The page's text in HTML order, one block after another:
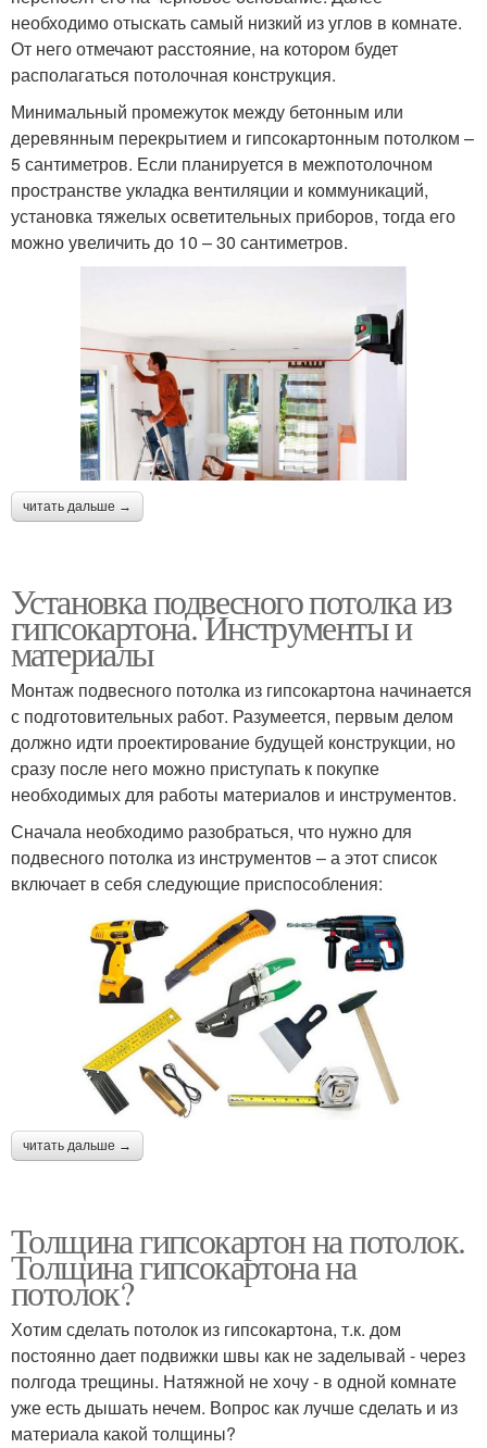
необходимо отыскать самый низкий из углов в комнате.
От него отмечают расстояние, на котором будет
располагаться потолочная конструкция.
Минимальный промежуток между бетонным или
деревянным перекрытием и гипсокартонным потолком –
5 сантиметров. Если планируется в межпотолочном
пространстве укладка вентиляции и коммуникаций,
установка тяжелых осветительных приборов, тогда его
можно увеличить до 10 – 30 сантиметров.
читать дальше →
Установка подвесного потолка из
гипсокартона. Инструменты и
материалы
Монтаж подвесного потолка из гипсокартона начинается
с подготовительных работ. Разумеется, первым делом
должно идти проектирование будущей конструкции, но
сразу после него можно приступать к покупке
необходимых для работы материалов и инструментов.
Сначала необходимо разобраться, что нужно для
подвесного потолка из инструментов – а этот список
включает в себя следующие приспособления:
читать дальше →
Толщина гипсокартон на потолок.
Толщина гипсокартона на
потолок?
Хотим сделать потолок из гипсокартона, т.к. дом
постоянно дает подвижки швы как не заделывай - через
полгода трещины. Натяжной не хочу - в одной комнате
уже есть дышать нечем. Вопрос как лучше сделать и из
материала какой толщины?